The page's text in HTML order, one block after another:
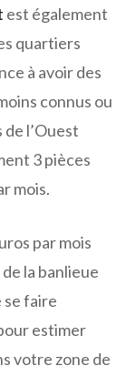
est également
quartiers
à avoir des
connus ou
l’Ouest
3 pièces
mois.
par mois
la banlieue
se faire
estimer
votre zone de